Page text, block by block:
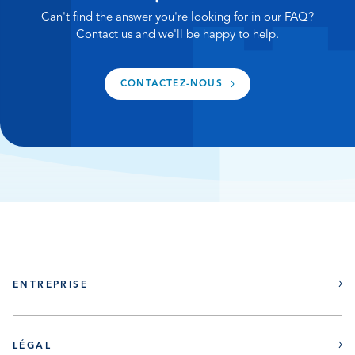
inactif durant une période prolongée (trois
semaines ou plus), nous vous conseillons d’effectuer
pour votre absence prolongée.
Can't find the answer you're looking for in our FAQ?
Contact us and we'll be happy to help.
CONTACTEZ-NOUS
ENTREPRISE
LÉGAL